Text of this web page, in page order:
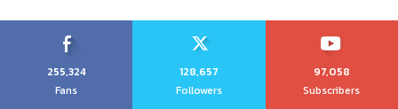
255,324
Fans
128,657
Followers
97,058
Subscribers